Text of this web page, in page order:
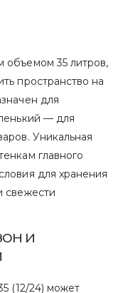
объемом 35 литров,
пространство на
для
— для
Уникальная
главного
для хранения
свежести
и
(12/24) может